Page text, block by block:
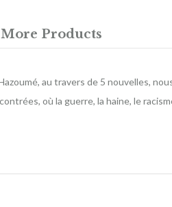
More Products
au travers de 5 nouvelles,
où la guerre, la haine, le